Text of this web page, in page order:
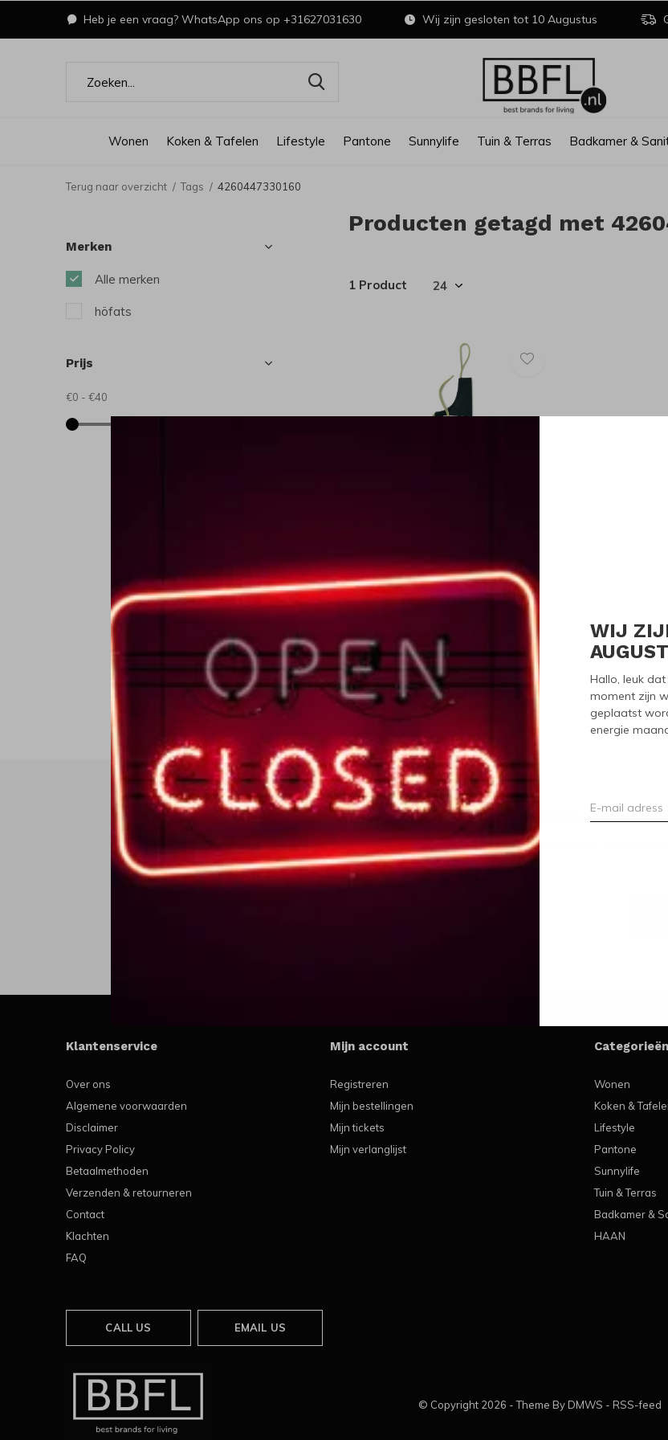
WIJ
Hallo, leuk
moment zijn
geplaatst
energie
Wonen Koken & Tafelen Lifestyle Pantone Sunnylife Tuin & Terras Badkamer &
Heb je een vraag? WhatsApp ons op +31627031630 Wij zijn gesloten tot 10 Augustus
Terug naar overzicht Tags 4260447330160
Producten getagd met
1 Product
Seen 1
Merken
Alle merken
höfats
Prijs
€0 - €40
Meld je aan voor onze nieuwsbrief
Ontvang de nieuwste aanbiedingen en
Klantenservice
Over ons
Algemene voorwaarden
Disclaimer
Privacy Policy
Betaalmethoden
Verzenden & retourneren
Contact
Klachten
FAQ
Mijn account
Registreren
Mijn bestellingen
Mijn tickets
Mijn verlanglijst
Categorieën
Wonen
Koken &
Lifestyle
Pantone
Sunnylife
Tuin & Terras
Badkamer &
HAAN
CALL US EMAIL US
© Copyright 2026 - Theme By DMWS - RSS-feed